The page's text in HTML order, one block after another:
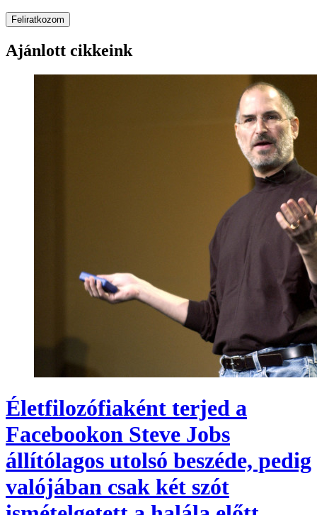
Feliratkozom
Ajánlott cikkeink
Életfilozófiaként terjed a
Facebookon Steve Jobs
állítólagos utolsó beszéde, pedig
valójában csak két szót